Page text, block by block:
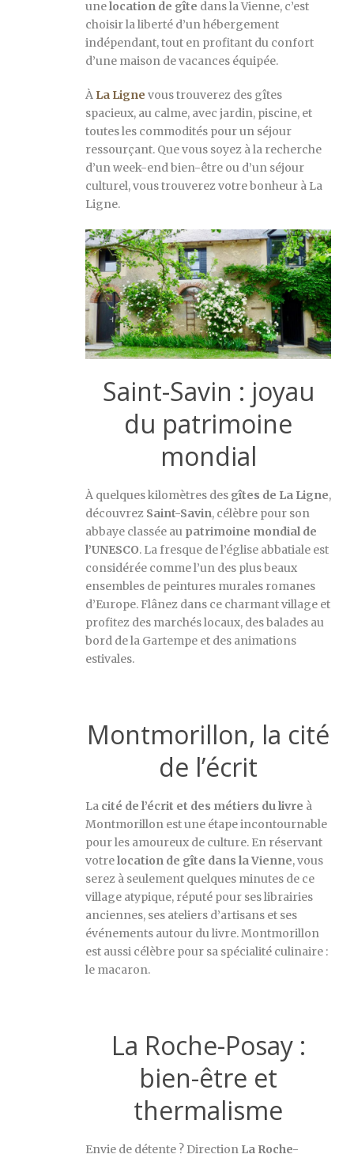
unelocation de gîte dans la Vienne, c’est
choisir la liberté d’un hébergement
indépendant, tout en profitant du confort
d’une maison de vacances équipée.
À La Ligne vous trouverez des gîtes
spacieux, au calme, avec jardin, piscine, et
toutes les commodités pour un séjour
ressourçant. Que vous soyez à la recherche
d’un week-end bien-être ou d’un séjour
culturel, vous trouverez votre bonheur à La
Ligne.
Saint-Savin : joyau
du patrimoine
mondial
À quelques kilomètres des gîtes de La Ligne,
découvrez Saint-Savin, célèbre pour son
abbaye classée au patrimoine mondial de
l’UNESCO. La fresque de l’église abbatiale est
considérée comme l’un des plus beaux
ensembles de peintures murales romanes
d’Europe. Flânez dans ce charmant village et
profitez des marchés locaux, des balades au
bord de la Gartempe et des animations
estivales.
Montmorillon, la cité
de l’écrit
La cité de l’écrit et des métiers du livre à
Montmorillon est une étape incontournable
pour les amoureux de culture. En réservant
votrelocation de gîte dans la Vienne, vous
serez à seulement quelques minutes de ce
village atypique, réputé pour ses librairies
anciennes, ses ateliers d’artisans et ses
événements autour du livre. Montmorillon
est aussi célèbre pour sa spécialité culinaire :
le macaron.
La Roche-Posay :
bien-être et
thermalisme
Envie de détente ? Direction La Roche-